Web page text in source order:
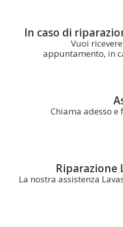
In caso di
Vuoi
appuntamento, in
Chiama adesso
Riparazione
La nostra assistenza